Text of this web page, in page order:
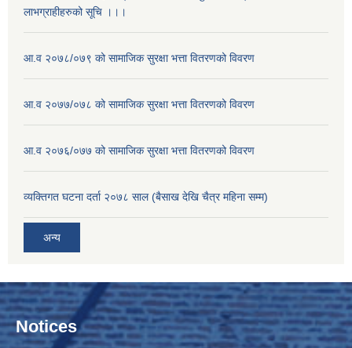
लाभग्राहीहरुको सूचि ।।।
आ.व २०७८/०७९ को सामाजिक सुरक्षा भत्ता वितरणको विवरण
आ.व २०७७/०७८ को सामाजिक सुरक्षा भत्ता वितरणको विवरण
आ.व २०७६/०७७ को सामाजिक सुरक्षा भत्ता वितरणको विवरण
व्यक्तिगत घटना दर्ता २०७८ साल (बैसाख देखि चैत्र महिना सम्म)
अन्य
Notices